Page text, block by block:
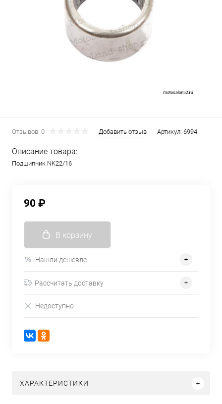
Отзывов: 0 Добавить отзыв Артикул: 6994
Описание товара:
Подшипник NK22/16
90 ₽
В корзину
Нашли дешевле
Рассчитать доставку
Недоступно
ХАРАКТЕРИСТИКИ